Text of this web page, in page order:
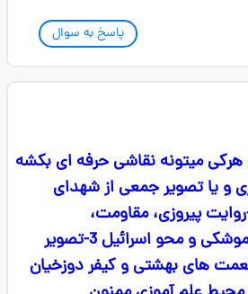
پاسخ به سوال
میتونه نقاشی حرفه ای بکشه
نگاری و یا تصویر جمعی از شهدای
ایران اسلامی 2-روایت پیروزی، مقاومت،
استکبارستیزی، اقتدار موشکی و محو اسرائیل 3-تصویر
های بهشتی و کیفر دوزخیان